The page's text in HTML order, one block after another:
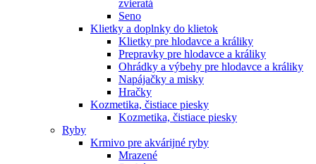
zvieratá
Seno
Klietky a doplnky do klietok
Klietky pre hlodavce a králiky
Prepravky pre hlodavce a králiky
Ohrádky a výbehy pre hlodavce a králiky
Napájačky a misky
Hračky
Kozmetika, čistiace piesky
Kozmetika, čistiace piesky
Ryby
Krmivo pre akvárijné ryby
Mrazené